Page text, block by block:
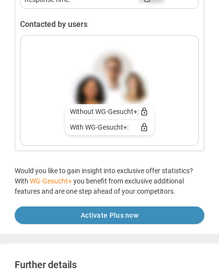
Contacted by users
Without WG-Gesucht+:
With WG-Gesucht+:
Would you like to gain insight into exclusive offer statistics?
With WG-Gesucht+you benefit from exclusive additional
features and are one step ahead of your competitors.
Activate Plus now
Further details